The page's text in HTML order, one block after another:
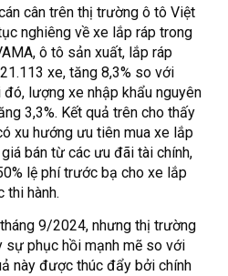
cân trên thị trường ô tô Việt
nghiêng về xe lắp ráp trong
ô tô sản xuất, lắp ráp
xe, tăng 8,3% so với
lượng xe nhập khẩu nguyên
3,3%. Kết quả trên cho thấy
xu hướng ưu tiên mua xe lắp
bán từ các ưu đãi tài chính,
lệ phí trước bạ cho xe lắp
thi hành.
9/2024, nhưng thị trường
sự phục hồi mạnh mẽ so với
này được thúc đẩy bởi chính